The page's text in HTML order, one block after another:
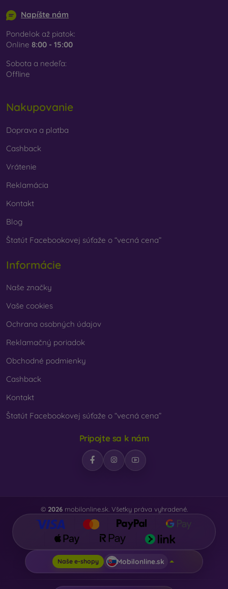
Napíšte nám
Pondelok až piatok:
Online 8:00 - 15:00
Sobota a nedeľa:
Offline
Nakupovanie
Doprava a platba
Cashback
Vrátenie
Reklamácia
Kontakt
Blog
Štatút Facebookovej súťaže o “vecná cena”
Informácie
Naše značky
Vaše cookies
Ochrana osobných údajov
Reklamačný poriadok
Obchodné podmienky
Cashback
Kontakt
Štatút Facebookovej súťaže o “vecná cena”
Pripojte sa k nám
© 2026mobilonline.sk. Všetky práva vyhradené.
Naše e-shopy Mobilonline.sk